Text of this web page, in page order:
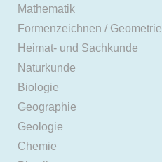
Mathematik
Formenzeichnen / Geometrie
Heimat- und Sachkunde
Naturkunde
Biologie
Geographie
Geologie
Chemie